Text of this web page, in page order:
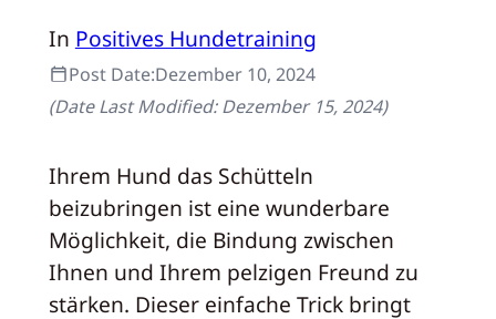
In Positives Hundetraining
Post Date:Dezember 10, 2024
(Date Last Modified:Dezember 15, 2024)
Ihrem Hund das Schütteln
beizubringen ist eine wunderbare
Möglichkeit, die Bindung zwischen
Ihnen und Ihrem pelzigen Freund zu
stärken. Dieser einfache Trick bringt